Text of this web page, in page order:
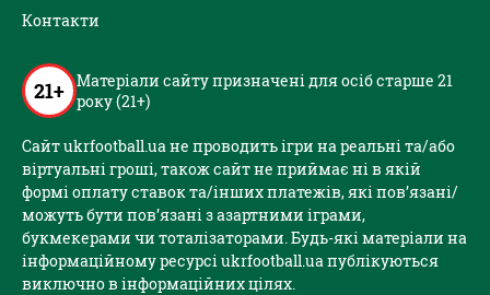
Контакти
21+ Матеріали сайту призначені для осіб старше 21
року (21+)
Сайт ukrfootball.ua не проводить ігри на реальні та/або
віртуальні гроші, також сайт не приймає ні в якій
формі оплату ставок та/інших платежів, які пов’язані/
можуть бути пов’язані з азартними іграми,
букмекерами чи тоталізаторами. Будь-які матеріали на
інформаційному ресурсі ukrfootball.ua публікуються
виключно в інформаційних цілях.